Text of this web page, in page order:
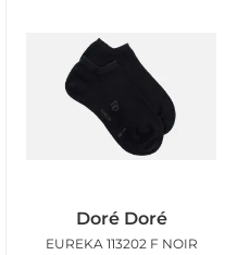
Doré Doré
EUREKA 113202 F NOIR